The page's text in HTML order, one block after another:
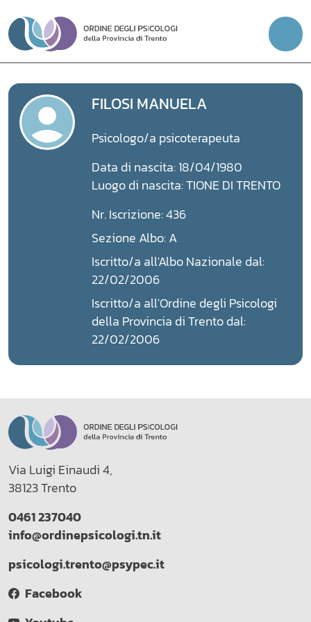
Vai
FILOSI MANUELA
Psicologo/a psicoterapeuta
Data di nascita: 18/04/1980
Luogo di nascita: TIONE DI TRENTO
Nr. Iscrizione: 436
Sezione Albo: A
Iscritto/a all'Albo Nazionale dal:
22/02/2006
Iscritto/a all'Ordine degli Psicologi
della Provincia di Trento dal:
22/02/2006
Via Luigi Einaudi 4,
38123 Trento
0461 237040
info@ordinepsicologi.tn.it
psicologi.trento@psypec.it
Facebook